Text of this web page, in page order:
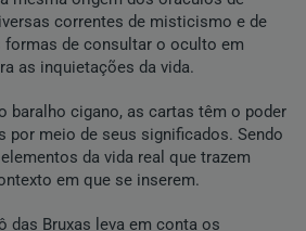
correntes de misticismo e de
formas de consultar o oculto em
as inquietações da vida.
baralho cigano, as cartas têm o poder
por meio de seus significados. Sendo
da vida real que trazem
em que se inserem.
das Bruxas leva em conta os